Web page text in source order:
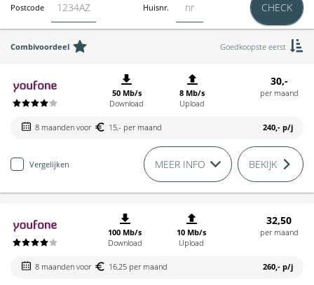
Postcode Huisnr. CHECK
Combivoordeel Goedkoopste eerst
50 Mb/s
Download
8 Mb/s
Upload
30,-
per maand
8 maanden voor 15,- per maand 240,- p/j
Vergelijken MEER INFO BEKIJK
100 Mb/s
Download
10 Mb/s
Upload
32,50
per maand
8 maanden voor 16,25 per maand 260,- p/j